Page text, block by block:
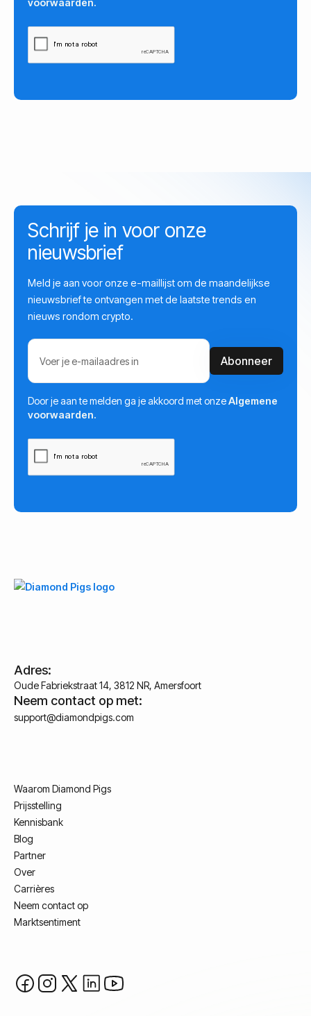
voorwaarden.
Schrijf je in voor onze
nieuwsbrief
Meld je aan voor onze e-maillijst om de maandelijkse
nieuwsbrief te ontvangen met de laatste trends en
nieuws rondom crypto.
Door je aan te melden ga je akkoord met onzeAlgemene
voorwaarden.
Adres:
Oude Fabriekstraat 14, 3812 NR, Amersfoort
Neem contact op met:
support@diamondpigs.com
Waarom Diamond Pigs
Prijsstelling
Kennisbank
Blog
Partner
Over
Carrières
Neem contact op
Marktsentiment